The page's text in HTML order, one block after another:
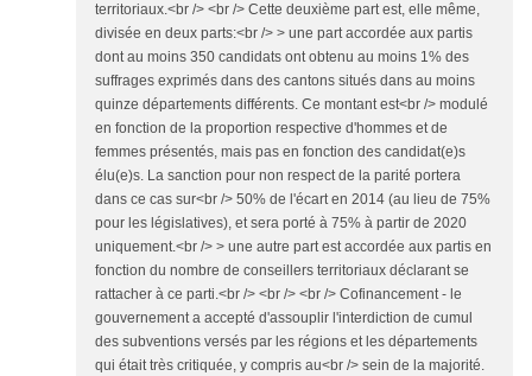
territoriaux.<br /> <br /> Cette deuxième part est, elle même,
divisée en deux parts:<br /> > une part accordée aux partis
dont au moins 350 candidats ont obtenu au moins 1% des
suffrages exprimés dans des cantons situés dans au moins
quinze départements différents. Ce montant est<br /> modulé
en fonction de la proportion respective d'hommes et de
femmes présentés, mais pas en fonction des candidat(e)s
élu(e)s. La sanction pour non respect de la parité portera
dans ce cas sur<br /> 50% de l'écart en 2014 (au lieu de 75%
pour les législatives), et sera porté à 75% à partir de 2020
uniquement.<br /> > une autre part est accordée aux partis en
fonction du nombre de conseillers territoriaux déclarant se
rattacher à ce parti.<br /> <br /> <br /> Cofinancement - le
gouvernement a accepté d'assouplir l'interdiction de cumul
des subventions versés par les régions et les départements
qui était très critiquée, y compris au<br /> sein de la majorité.